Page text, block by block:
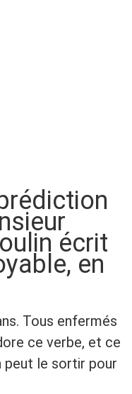
prédiction
écrit
en
Tous enfermés
ce verbe, et ce
peut le sortir pour